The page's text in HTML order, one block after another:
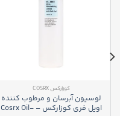
کوزارکس COSRX
لوسیون آبرسان و مرطوب کننده
اویل فری کوزارکس – Cosrx Oil-